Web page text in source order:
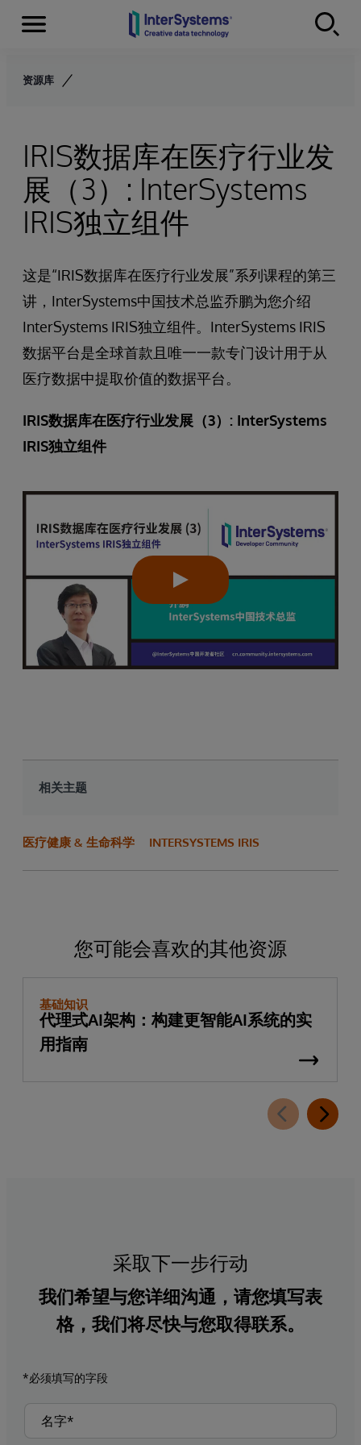
Skip to content
Menu
资源库
IRIS数据库在医疗行业发
展（3）: InterSystems
IRIS独立组件
这是“IRIS数据库在医疗行业发展”系列课程的第三
讲，InterSystems中国技术总监乔鹏为您介绍
InterSystems IRIS独立组件。InterSystems IRIS
数据平台是全球首款且唯一一款专门设计用于从
医疗数据中提取价值的数据平台。
IRIS数据库在医疗行业发展（3）: InterSystems
IRIS独立组件
相关主题
医疗健康 & 生命科学 INTERSYSTEMS IRIS
您可能会喜欢的其他资源
基础知识
代理式AI架构：构建更智能AI系统的实
用指南
采取下一步行动
我们希望与您详细沟通，请您填写表
格，我们将尽快与您取得联系。
*必须填写的字段